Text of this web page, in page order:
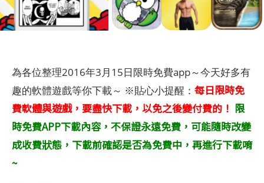
為各位整理2016年3月15日限時免費app～今天好多有
趣的軟體遊戲等你下載～ ※貼心小提醒： 每日限時免
費軟體與遊戲，要盡快下載，以免之後變付費的！ 限
時免費APP下載內容，不保證永遠免費，可能隨時改變
成收費狀態，下載前確認是否為免費中，再進行下載唷
~